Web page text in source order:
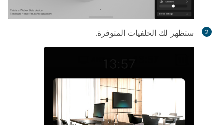
ستظهر لك الخلفيات المتوفرة.